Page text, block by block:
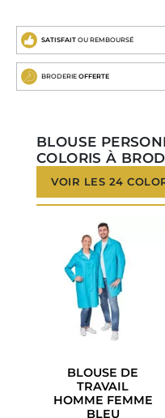
SATISFAIT OU REMBOURSÉ
BRODERIE OFFERTE
BLOUSE
COLORIS À
VOIR LES 24
BLOUSE DE
TRAVAIL
HOMME FEMME
BLEU